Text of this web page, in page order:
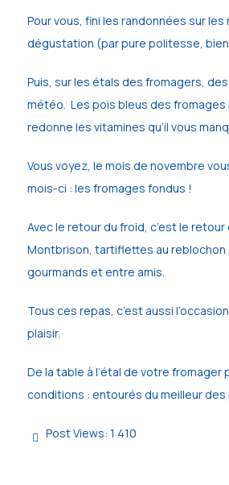
Pour vous, fini les randonnées sur
dégustation (par pure politesse,
Puis, sur les étals des fromagers,
météo.  Les pois bleus des
redonne les vitamines qu’il vous
Vous voyez, le mois de novembre
mois-ci : les fromages fondus !
Avec le retour du froid, c’est le
Montbrison, tartiflettes au reblochon
gourmands et entre amis.
Tous ces repas, c’est aussi
plaisir.
De la table à l’étal de votre
conditions : entourés du meilleur
Post Views: 1 410